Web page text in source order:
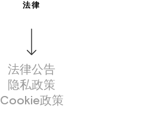
法律
法律公告
隐私政策
Cookie政策